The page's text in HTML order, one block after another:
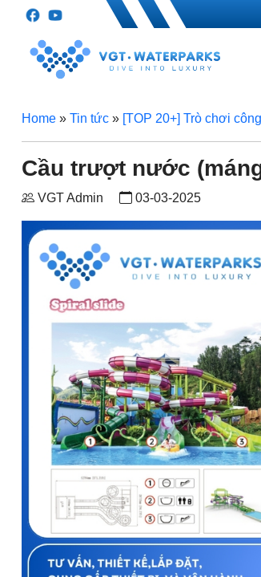
Home» Tin tức» [TOP 20+] Trò chơi
Cầu trượt nước
VGT Admin 03-03-2025